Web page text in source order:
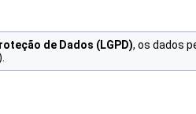
de Dados (LGPD), os dados